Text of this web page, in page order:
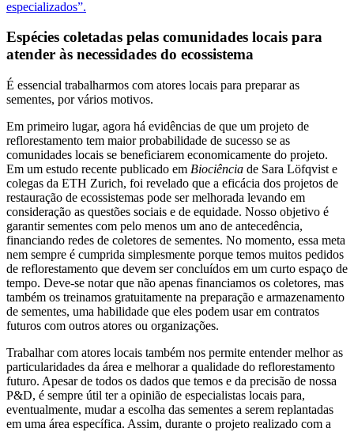
especializados”.
Espécies coletadas pelas comunidades locais para
atender às necessidades do ecossistema
É essencial trabalharmos com atores locais para preparar as
sementes, por vários motivos.
Em primeiro lugar, agora há evidências de que um projeto de
reflorestamento tem maior probabilidade de sucesso se as
comunidades locais se beneficiarem economicamente do projeto.
Em um estudo recente publicado em Biociência de Sara Löfqvist e
colegas da ETH Zurich, foi revelado que a eficácia dos projetos de
restauração de ecossistemas pode ser melhorada levando em
consideração as questões sociais e de equidade. Nosso objetivo é
garantir sementes com pelo menos um ano de antecedência,
financiando redes de coletores de sementes. No momento, essa meta
nem sempre é cumprida simplesmente porque temos muitos pedidos
de reflorestamento que devem ser concluídos em um curto espaço de
tempo. Deve-se notar que não apenas financiamos os coletores, mas
também os treinamos gratuitamente na preparação e armazenamento
de sementes, uma habilidade que eles podem usar em contratos
futuros com outros atores ou organizações.
Trabalhar com atores locais também nos permite entender melhor as
particularidades da área e melhorar a qualidade do reflorestamento
futuro. Apesar de todos os dados que temos e da precisão de nossa
P&D, é sempre útil ter a opinião de especialistas locais para,
eventualmente, mudar a escolha das sementes a serem replantadas
em uma área específica. Assim, durante o projeto realizado com a